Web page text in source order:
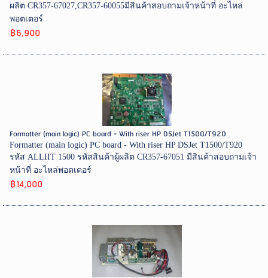
ผลิต CR357-67027,CR357-60055มีสินค้าสอบถามเจ้าหน้าที่ อะไหล่
พอตเตอร์
฿6,900
Formatter (main logic) PC board - With riser HP DSJet T1500/T920
Formatter (main logic) PC board - With riser HP DSJet T1500/T920
รหัส ALLIIT 1500 รหัสสินค้าผู้ผลิต CR357-67051 มีสินค้าสอบถามเจ้า
หน้าที่ อะไหล่พอตเตอร์
฿14,000